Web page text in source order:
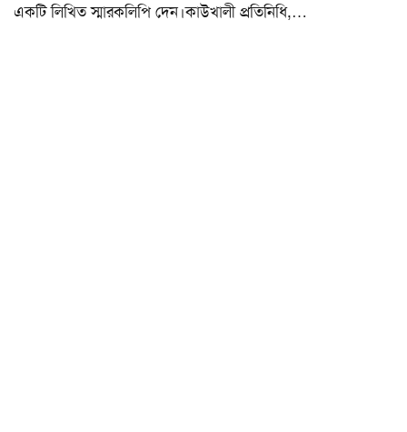
একটি লিখিত স্মারকলিপি দেন।কাউখালী প্রতিনিধি,…